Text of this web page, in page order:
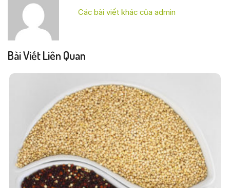
Các bài viết khác của admin
Bài Viết Liên Quan